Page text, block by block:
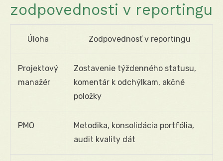
zodpovednosti v reportingu
Úloha Zodpovednosť v reportingu
Projektový
manažér
Zostavenie týždenného statusu,
komentár k odchýlkam, akčné
položky
PMO
Metodika, konsolidácia portfólia,
audit kvality dát